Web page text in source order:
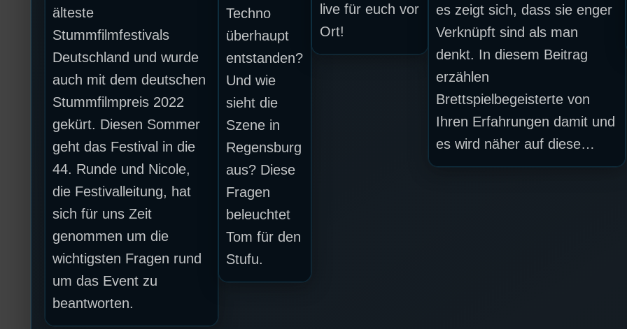
älteste
Stummfilmfestivals
Deutschland und wurde
auch mit dem deutschen
Stummfilmpreis 2022
gekürt. Diesen Sommer
geht das Festival in die
44. Runde und Nicole,
die Festivalleitung, hat
sich für uns Zeit
genommen um die
wichtigsten Fragen rund
um das Event zu
beantworten.
Techno
überhaupt
entstanden?
Und wie
sieht die
Szene in
Regensburg
aus? Diese
Fragen
beleuchtet
Tom für den
Stufu.
live für euch vor
Ort!
es zeigt sich, dass sie enger
Verknüpft sind als man
denkt. In diesem Beitrag
erzählen
Brettspielbegeisterte von
Ihren Erfahrungen damit und
es wird näher auf diese…